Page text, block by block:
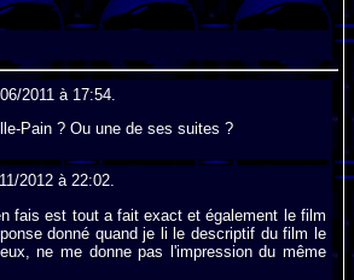
2011 à 17:54.
Pain ? Ou une de ses suites ?
2012 à 22:02.
fais est tout a fait exact et également le film
donné quand je li le descriptif du film le
ne me donne pas l'impression du même